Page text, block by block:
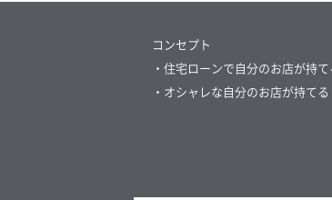
コンセプト
・住宅ローンで自分のお店が持て
・オシャレな自分のお店が持てる